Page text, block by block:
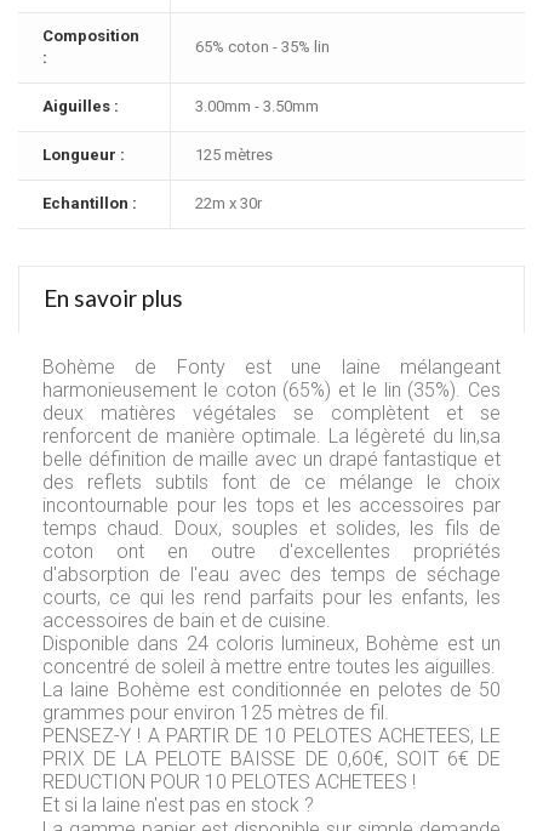
Composition
:
65% coton - 35% lin
Aiguilles : 3.00mm - 3.50mm
Longueur : 125 mètres
Echantillon : 22m x 30r
En savoir plus
Bohème de Fontyest une laine mélangeant
harmonieusement le coton (65%) et le lin (35%). Ces
deux matières végétales se complètent et se
renforcent de manière optimale. La légèreté du lin,sa
belle définition de maille avec un drapé fantastique et
des reflets subtils font de ce mélange le choix
incontournable pour les tops et les accessoires par
temps chaud. Doux, souples et solides, les fils de
coton ont en outre d'excellentes propriétés
d'absorption de l'eau avec des temps de séchage
courts, ce qui les rend parfaits pour les enfants, les
accessoires de bain et de cuisine.
Disponible dans 24 coloris lumineux, Bohème est un
concentré de soleil à mettre entre toutes les aiguilles.
La laine Bohème est conditionnée en pelotes de 50
grammes pour environ 125 mètres de fil.
PENSEZ-Y ! A PARTIR DE 10 PELOTES ACHETEES, LE
PRIX DE LA PELOTE BAISSE DE 0,60€, SOIT 6€ DE
REDUCTION POUR 10 PELOTES ACHETEES !
Et si la laine n'est pas en stock ?